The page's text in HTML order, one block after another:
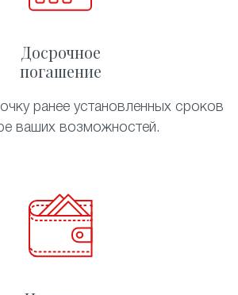
Досрочное
погашение
ранее установленных сроков
ваших возможностей.